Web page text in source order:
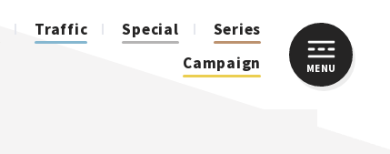
Traffic Special
Series
Campaign
MENUCLOSE